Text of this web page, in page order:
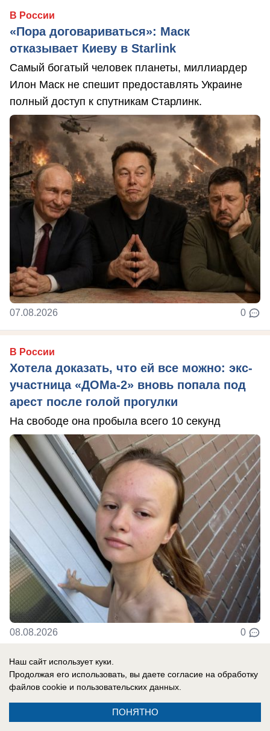
В России
«Пора договариваться»: Маск
отказывает Киеву в Starlink
Самый богатый человек планеты, миллиардер
Илон Маск не спешит предоставлять Украине
полный доступ к спутникам Старлинк.
07.08.2026 0
В России
Хотела доказать, что ей все можно: экс-
участница «ДОМа-2» вновь попала под
арест после голой прогулки
На свободе она пробыла всего 10 секунд
08.08.2026 0
В России
«Это рассчитано на мирных людей»: ВСУ
маскируют взрывные устройства под
пакеты от сока
Наш сайт использует куки.
Продолжая его использовать, вы даете согласие на обработку
файлов cookie и пользовательских данных.
ПОНЯТНО